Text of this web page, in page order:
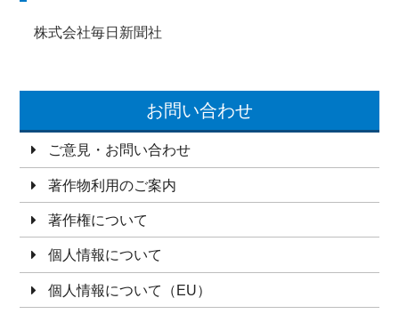
株式会社毎日新聞社
お問い合わせ
ご意見・お問い合わせ
著作物利用のご案内
著作権について
個人情報について
個人情報について（EU）